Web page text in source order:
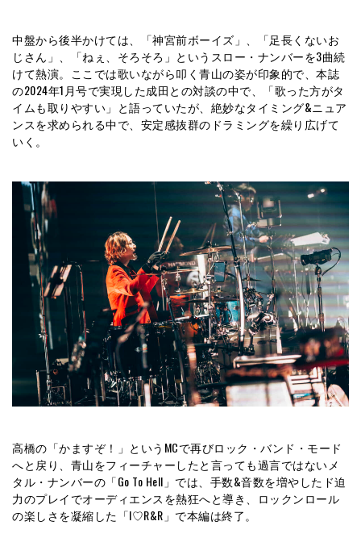
中盤から後半かけては、「神宮前ボーイズ」、「足長くないお
じさん」、「ねぇ、そろそろ」というスロー・ナンバーを3曲続
けて熱演。ここでは歌いながら叩く青山の姿が印象的で、本誌
の2024年1月号で実現した成田との対談の中で、「歌った方がタ
イムも取りやすい」と語っていたが、絶妙なタイミング&ニュア
ンスを求められる中で、安定感抜群のドラミングを繰り広げて
いく。
高橋の「かますぞ！」というMCで再びロック・バンド・モード
へと戻り、青山をフィーチャーしたと言っても過言ではないメ
タル・ナンバーの「Go To Hell」では、手数&音数を増やしたド迫
力のプレイでオーディエンスを熱狂へと導き、ロックンロール
の楽しさを凝縮した「I♡R&R」で本編は終了。